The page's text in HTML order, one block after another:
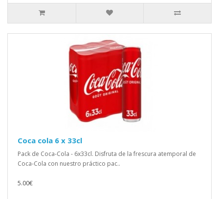
Coca cola 6 x 33cl
Pack de Coca-Cola - 6x33cl. Disfruta de la frescura atemporal de
Coca-Cola con nuestro práctico pac..
5.00€